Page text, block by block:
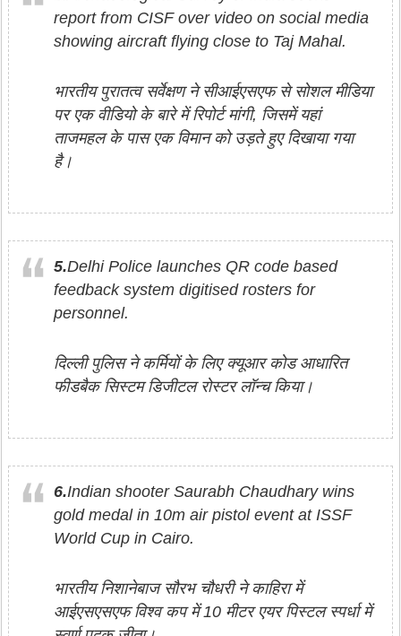
report from CISF over video on social media
showing aircraft flying close to Taj Mahal.
भारतीय पुरातत्व सर्वेक्षण ने सीआईएसएफ से सोशल मीडिया
पर एक वीडियो के बारे में रिपोर्ट मांगी, जिसमें यहां
ताजमहल के पास एक विमान को उड़ते हुए दिखाया गया
है।
5.Delhi Police launches QR code based
feedback system digitised rosters for
personnel.
दिल्ली पुलिस ने कर्मियों के लिए क्यूआर कोड आधारित
फीडबैक सिस्टम डिजीटल रोस्टर लॉन्च किया।
6.Indian shooter Saurabh Chaudhary wins
gold medal in 10m air pistol event at ISSF
World Cup in Cairo.
भारतीय निशानेबाज सौरभ चौधरी ने काहिरा में
आईएसएसएफ विश्व कप में 10 मीटर एयर पिस्टल स्पर्धा में